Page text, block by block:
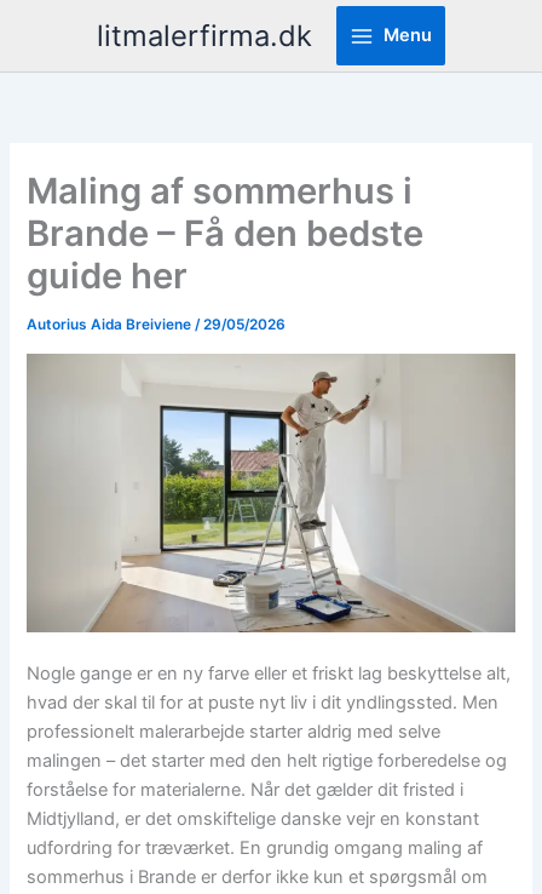
turinio
litmalerfirma.dk Menu
Maling af sommerhus i
Brande – Få den bedste
guide her
Autorius Aida Breiviene/29/05/2026
Nogle gange er en ny farve eller et friskt lag beskyttelse alt,
hvad der skal til for at puste nyt liv i dit yndlingssted. Men
professionelt malerarbejde starter aldrig med selve
malingen – det starter med den helt rigtige forberedelse og
forståelse for materialerne. Når det gælder dit fristed i
Midtjylland, er det omskiftelige danske vejr en konstant
udfordring for træværket. En grundig omgang maling af
sommerhus i Brande er derfor ikke kun et spørgsmål om